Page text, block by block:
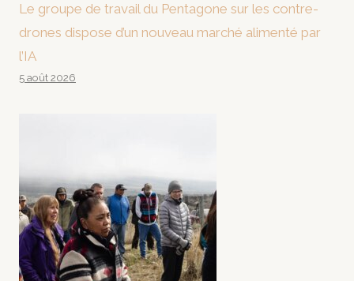
Le groupe de travail du Pentagone sur les contre-
drones dispose d’un nouveau marché alimenté par
l’IA
5 août 2026